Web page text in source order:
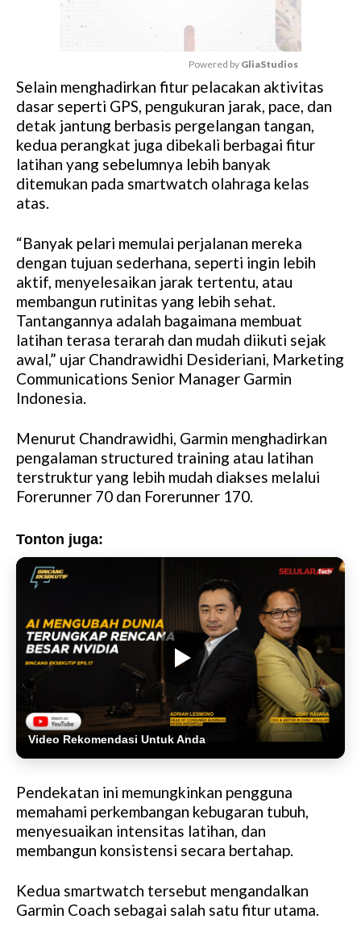
M
u
t
e
Powered by GliaStudios
Selain menghadirkan fitur pelacakan aktivitas
dasar seperti GPS, pengukuran jarak, pace, dan
detak jantung berbasis pergelangan tangan,
kedua perangkat juga dibekali berbagai fitur
latihan yang sebelumnya lebih banyak
ditemukan pada smartwatch olahraga kelas
atas.
“Banyak pelari memulai perjalanan mereka
dengan tujuan sederhana, seperti ingin lebih
aktif, menyelesaikan jarak tertentu, atau
membangun rutinitas yang lebih sehat.
Tantangannya adalah bagaimana membuat
latihan terasa terarah dan mudah diikuti sejak
awal,” ujar Chandrawidhi Desideriani, Marketing
Communications Senior Manager Garmin
Indonesia.
Menurut Chandrawidhi, Garmin menghadirkan
pengalaman structured training atau latihan
terstruktur yang lebih mudah diakses melalui
Forerunner 70 dan Forerunner 170.
Tonton juga:
Video Rekomendasi Untuk Anda
Pendekatan ini memungkinkan pengguna
memahami perkembangan kebugaran tubuh,
menyesuaikan intensitas latihan, dan
membangun konsistensi secara bertahap.
Kedua smartwatch tersebut mengandalkan
Garmin Coach sebagai salah satu fitur utama.